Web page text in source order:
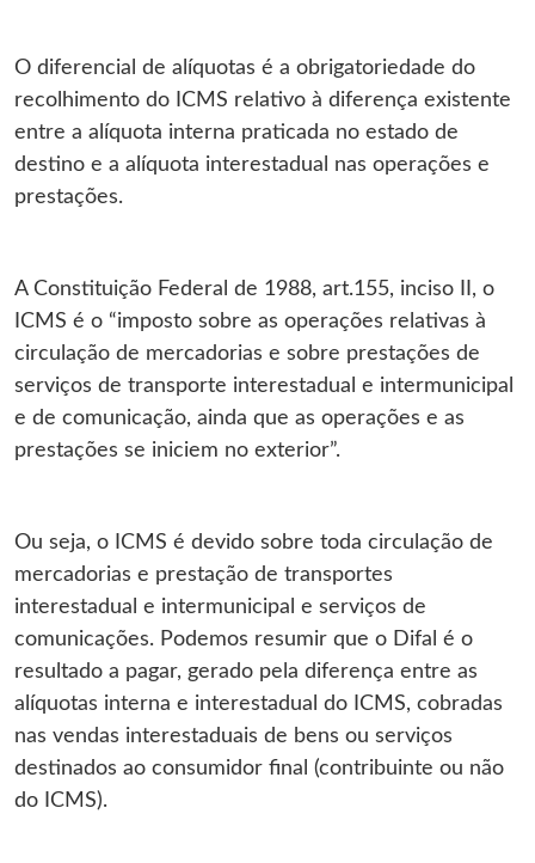
O diferencial de alíquotas é a obrigatoriedade do
recolhimento do ICMS relativo à diferença existente
entre a alíquota interna praticada no estado de
destino e a alíquota interestadual nas operações e
prestações.
A Constituição Federal de 1988, art.155, inciso II, o
ICMS é o “imposto sobre as operações relativas à
circulação de mercadorias e sobre prestações de
serviços de transporte interestadual e intermunicipal
e de comunicação, ainda que as operações e as
prestações se iniciem no exterior”.
Ou seja, o ICMS é devido sobre toda circulação de
mercadorias e prestação de transportes
interestadual e intermunicipal e serviços de
comunicações. Podemos resumir que o Difal é o
resultado a pagar, gerado pela diferença entre as
alíquotas interna e interestadual do ICMS, cobradas
nas vendas interestaduais de bens ou serviços
destinados ao consumidor final (contribuinte ou não
do ICMS).